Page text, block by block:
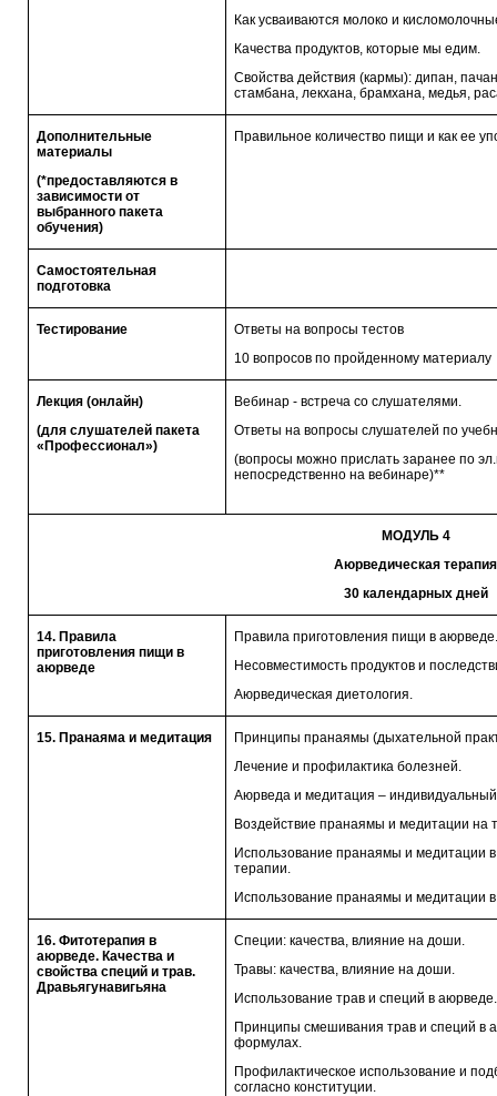
Как усваиваются молоко и
Качества продуктов, которые мы едим.
Свойства действия (кармы): дипан,
стамбана, лекхана, брамхана, медья,
Дополнительные
материалы
(*предоставляются в
зависимости от
выбранного пакета
обучения)
Правильное количество пищи и как ее
Самостоятельная
подготовка
Тестирование
Ответы на вопросы тестов
10 вопросов по пройденному материалу
Лекция (онлайн)
(для слушателей пакета
«Профессионал»)
Вебинар - встреча со слушателями.
Ответы на вопросы слушателей по
(вопросы можно прислать заранее по
непосредственно на вебинаре)**
МОДУЛЬ 4
Аюрведическая терапия
30 календарных дней
14. Правила
приготовления пищи в
аюрведе
Правила приготовления пищи в
Несовместимость продуктов и
Аюрведическая диетология.
15. Пранаяма и медитация
Принципы пранаямы (дыхательной
Лечение и профилактика болезней.
Аюрведа и медитация –
Воздействие пранаямы и медитации на
Использование пранаямы и медитации
терапии.
Использование пранаямы и медитации
16. Фитотерапия в
аюрведе. Качества и
свойства специй и трав.
Дравьягунавигьяна
Специи: качества, влияние на доши.
Травы: качества, влияние на доши.
Использование трав и специй в аюрведе.
Принципы смешивания трав и специй в
формулах.
Профилактическое использование и
согласно конституции.